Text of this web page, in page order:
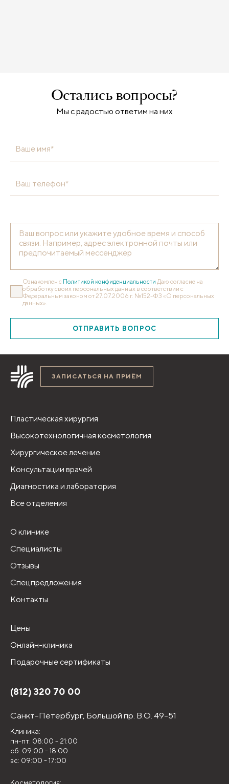
Остались вопросы?
Мы с радостью ответим на них
Ваше имя*
Ваш телефон*
Ознакомлен с Политикой конфиденциальности Даю согласие на
обработку своих персональных данных в соответствии с
Федеральным законом от 27.07.2006 г. №152-ФЗ «О персональных
данных».
ОТПРАВИТЬ ВОПРОС
ЗАПИСАТЬСЯ НА ПРИЁМ
Пластическая хирургия
Высокотехнологичная косметология
Хирургическое лечение
Консультации врачей
Диагностика и лаборатория
Все отделения
О клинике
Специалисты
Отзывы
Спецпредложения
Контакты
Цены
Онлайн-клиника
Подарочные сертификаты
(812) 320 70 00
Санкт-Петербург, Большой пр. В.О. 49-51
Клиника:
пн-пт: 08:00 - 21:00
сб: 09:00 - 18:00
вс: 09:00 - 17:00